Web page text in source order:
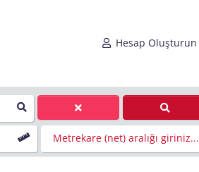
Hesap Oluşturun
Metrekare (net) aralığı giriniz...